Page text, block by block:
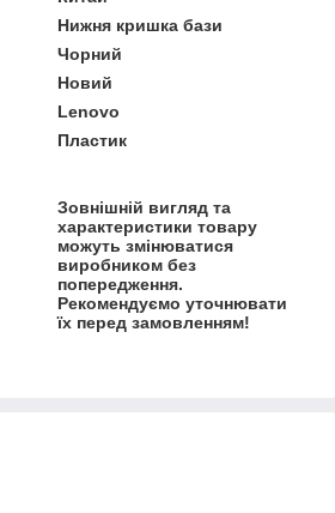
Нижня кришка бази
Чорний
Новий
Lenovo
Пластик
Зовнішній вигляд та
характеристики товару
можуть змінюватися
виробником без
попередження.
Рекомендуємо уточнювати
їх перед замовленням!